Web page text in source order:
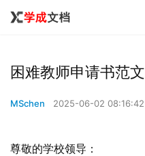
困难教师申请书范文
MSchen 2025-06-02 08:16:42
尊敬的学校领导：